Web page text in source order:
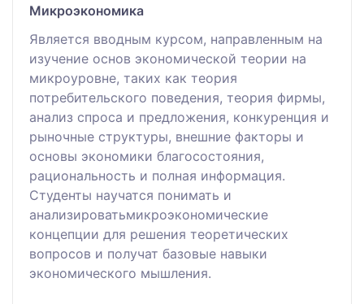
Микроэкономика
Является вводным курсом, направленным на
изучение основ экономической теории на
микроуровне, таких как теория
потребительского поведения, теория фирмы,
анализ спроса и предложения, конкуренция и
рыночные структуры, внешние факторы и
основы экономики благосостояния,
рациональность и полная информация.
Студенты научатся понимать и
анализироватьмикроэкономические
концепции для решения теоретических
вопросов и получат базовые навыки
экономического мышления.